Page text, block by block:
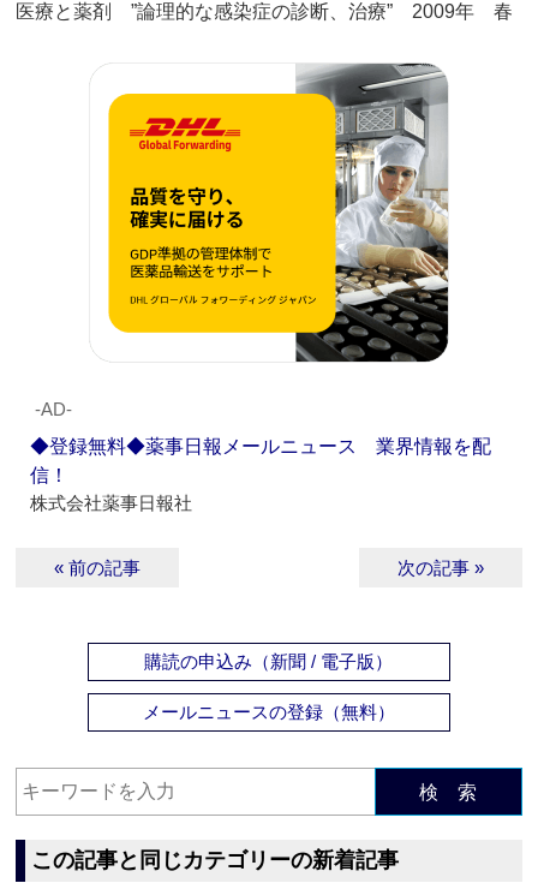
医療と薬剤 ”論理的な感染症の診断、治療” 2009年 春
‐AD‐
◆登録無料◆薬事日報メールニュース 業界情報を配
信！
株式会社薬事日報社
« 前の記事 次の記事 »
購読の申込み（新聞 / 電子版）
メールニュースの登録（無料）
検 索
この記事と同じカテゴリーの新着記事